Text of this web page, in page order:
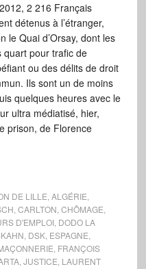
2 216 Français
détenus à l’étranger,
le Quai d’Orsay, dont les
quart pour trafic de
ou des délits de droit
Ils sont un de moins
quelques heures avec le
ultra médiatisé, hier,
prison, de Florence
DE LILLE ALGÉRIE
CARLTON CHÔMAGE
D'EMPLOI, DODO LA
DSK, ESPAGNE
FRANÇOIS
, JUSTICE LAURENT